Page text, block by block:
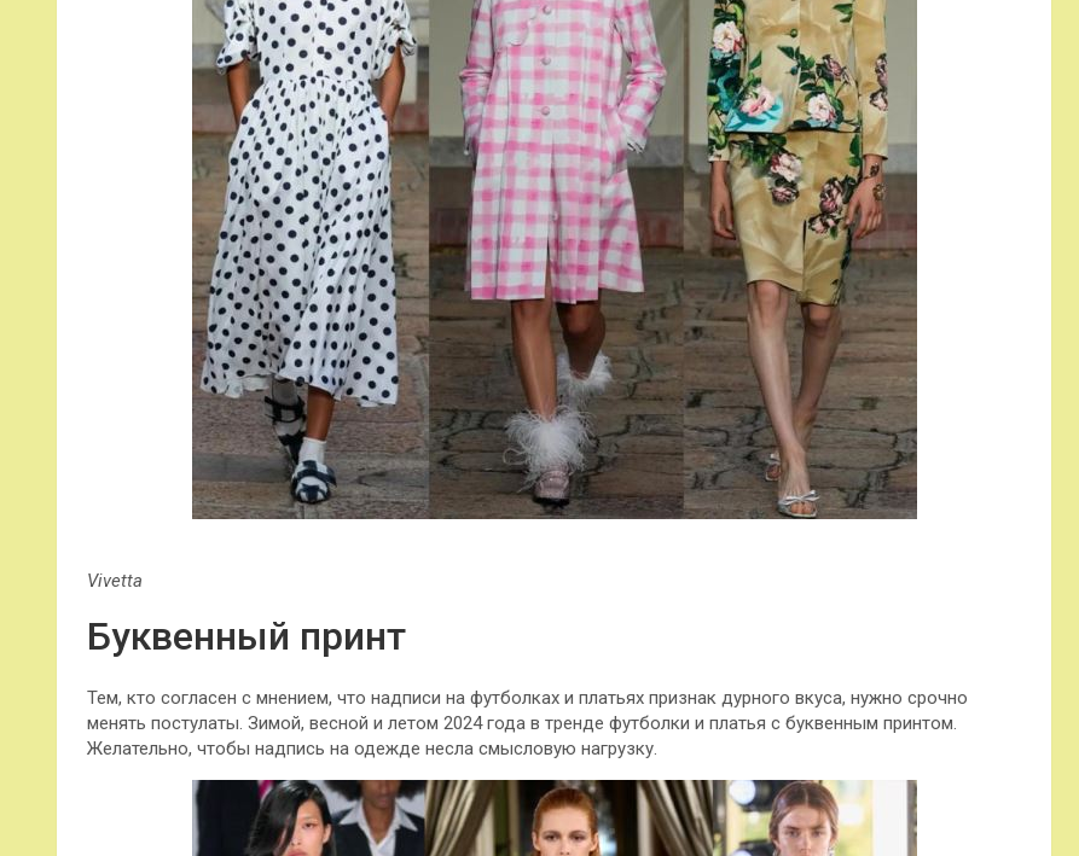
Vivetta
Буквенный принт
Тем, кто согласен с мнением, что надписи на футболках и платьях признак дурного вкуса, нужно срочно
менять постулаты. Зимой, весной и летом 2024 года в тренде футболки и платья с буквенным принтом.
Желательно, чтобы надпись на одежде несла смысловую нагрузку.